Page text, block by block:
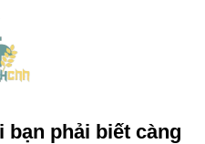
bạn phải biết càng